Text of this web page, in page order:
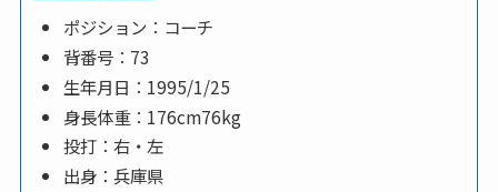
ポジション：コーチ
背番号：73
生年月日：1995/1/25
身長体重：176cm76kg
投打：右・左
出身：兵庫県